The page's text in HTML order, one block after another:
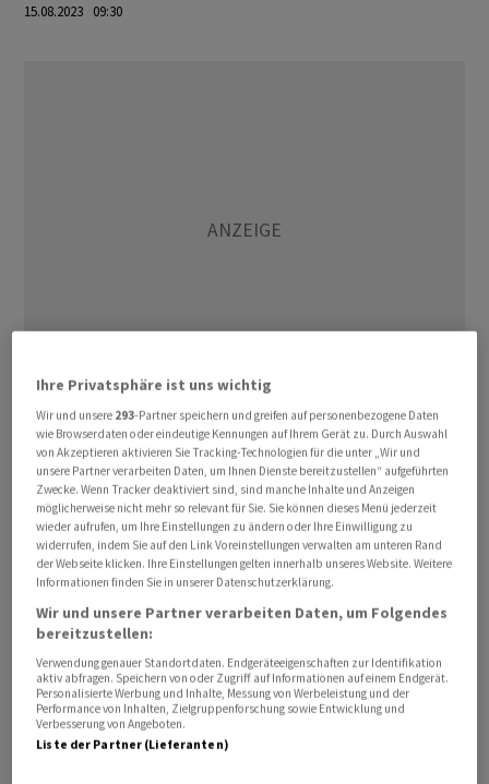
15.08.2023 09:30
In den USA schwanken die Anleger weiter zwischen der
Hoffnung, dass die US-Wirtschaft eine harte Rezession
umschiffen kann, und der Perspektive, dass die Zinsen
noch länger hoch bleiben, hin und her. Aufschluss über
die Geldpolitik erhoffen sich die Marktteilnehmer von
der Veröffentlichung des Protokolls der jüngsten
Sitzung der US-Notenbank am morgigen
Mittwochabend. Angesichts der jüngsten Entwicklung
Anleger zunehmend vorsichtig. Derweil dürften sich die
Anleger hierzulande auf vielen Ergebnisse mehrerer
Unternehmen aus den hinteren Reihen fokussieren.
Ihre Privatsphäre ist uns wichtig
Wir und unsere 293-Partner speichern und greifen auf personenbezogene Daten
wie Browserdaten oder eindeutige Kennungen auf Ihrem Gerät zu. Durch Auswahl
von Akzeptieren aktivieren Sie Tracking-Technologien für die unter „Wir und
unsere Partner verarbeiten Daten, um Ihnen Dienste bereitzustellen“ aufgeführten
Zwecke. Wenn Tracker deaktiviert sind, sind manche Inhalte und Anzeigen
möglicherweise nicht mehr so relevant für Sie. Sie können dieses Menü jederzeit
wieder aufrufen, um Ihre Einstellungen zu ändern oder Ihre Einwilligung zu
widerrufen, indem Sie auf den Link Voreinstellungen verwalten am unteren Rand
der Webseite klicken. Ihre Einstellungen gelten innerhalb unseres Website. Weitere
Informationen finden Sie in unserer Datenschutzerklärung.
Wir und unsere Partner verarbeiten Daten, um Folgendes
bereitzustellen:
Verwendung genauer Standortdaten. Endgeräteeigenschaften zur Identifikation
aktiv abfragen. Speichern von oder Zugriff auf Informationen auf einem Endgerät.
Personalisierte Werbung und Inhalte, Messung von Werbeleistung und der
Performance von Inhalten, Zielgruppenforschung sowie Entwicklung und
Verbesserung von Angeboten.
Liste der Partner (Lieferanten)